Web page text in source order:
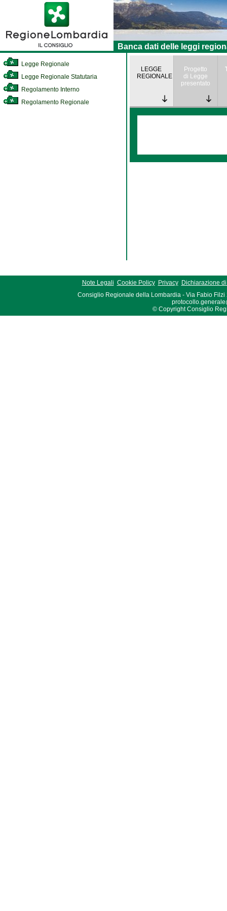
Banca dati delle leggi
Legge Regionale
Legge Regionale Statutaria
Regolamento Interno
Regolamento Regionale
LEGGE
REGIONALE
Progetto
di Legge
presentato
Note Legali Cookie Policy Privacy
Dichiarazione
Consiglio Regionale della Lombardia - Via Fabio Filzi
© Copyright Consiglio